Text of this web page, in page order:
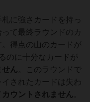
に強さカードを持っ
って最終ラウンドのカ
得点の山のカードが
のに十分なカードが
せん 。このラウンドで
されたカードは失わ
カウントされません